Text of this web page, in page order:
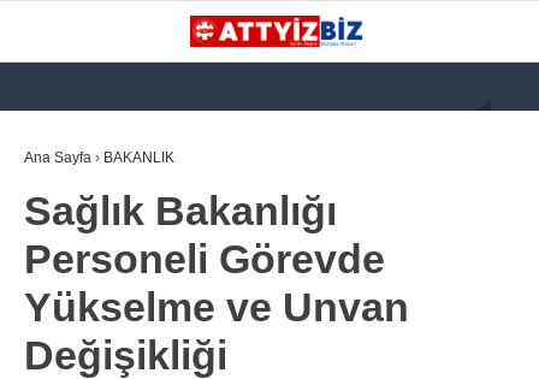
KATEGORİLER
GÜNDEM
112 ACİL
KPSS
Ana Sayfa › BAKANLIK
Sağlık Bakanlığı
Personeli Görevde
Yükselme ve Unvan
Değişikliği